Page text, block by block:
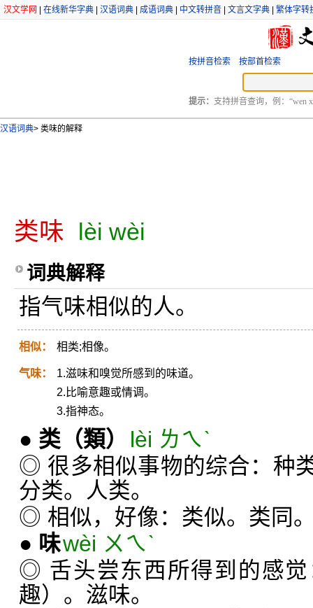
汉文学网 在线新华字典 汉语词典 成语词典 中文转拼音 文言文字典 繁体字转
按拼音检索 按部首检索
提示： 支持拼音查询，例：“wen
汉语词典> 类味的解释
类味 lèi wèi
词典解释
指气味相似的人。
相似： 相类;相像。
气味：
1.滋味和嗅觉所感到的味道。
2.比喻意趣或情调。
3.指神态。
● 类 （類）
lèi ㄌㄟˋ
◎ 很多相似事物的综合：种
分类。人类。
◎ 相似，好像：类似。类同
● 味wèi ㄨㄟˋ
◎ 舌头尝东西所得到的感
趣）。滋味。